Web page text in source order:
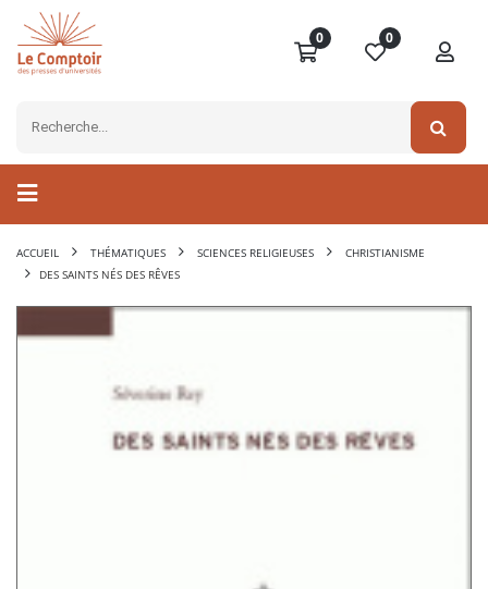
0 0
ACCUEIL THÉMATIQUES SCIENCES RELIGIEUSES
CHRISTIANISME
DES SAINTS NÉS DES RÊVES